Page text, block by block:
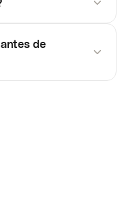
de